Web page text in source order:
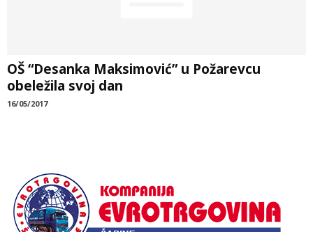
OŠ “Desanka Maksimović” u Požarevcu
obeležila svoj dan
16/05/2017